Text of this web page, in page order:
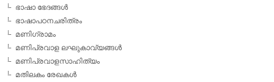
ഭാഷാ ഭേദങ്ങള്‍
ഭാഷാപഠനചരിത്രം
മണിഗ്രാമം
മണിപ്രവാള ലഘുകാവ്യങ്ങള്‍
മണിപ്രവാളസാഹിത്യം
മതിലകം രേഖകള്‍